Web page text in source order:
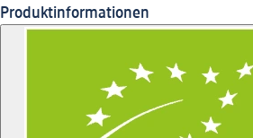
Produktinformationen